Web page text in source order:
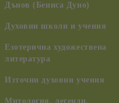
Дънов (Беинса Дуно)
Духовни школи и учения
Езотерична художествена
литература
Източни духовни учения
Митология, легенди,